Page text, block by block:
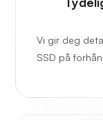
Vi gir deg
SSD på